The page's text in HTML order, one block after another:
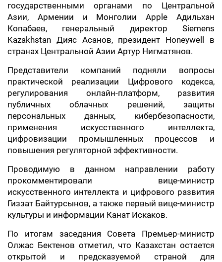
государственными органами по Центральной
Азии, Армении и Монголии Apple Адильхан
Копабаев, генеральный директор Siemens
Kazakhstan Дияс Асанов, президент Honeywell в
странах Центральной Азии Артур Нигматянов.
Представители компаний подняли вопросы
практической реализации Цифрового кодекса,
регулирования онлайн-платформ, развития
публичных облачных решений, защиты
персональных данных, кибербезопасности,
применения искусственного интеллекта,
цифровизации промышленных процессов и
повышения регуляторной эффективности.
Проводимую в данном направлении работу
прокомментировали вице-министр
искусственного интеллекта и цифрового развития
Гиззат Байтурсынов, а также первый вице-министр
культуры и информации Канат Искаков.
По итогам заседания Совета Премьер-министр
Олжас Бектенов отметил, что Казахстан остается
открытой и предсказуемой страной для